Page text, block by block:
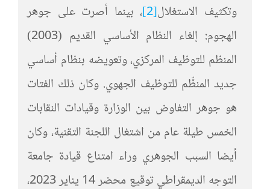
وتكثيف الاستغلال[2] ، بينما أصرت على جوهر
الهجوم: إلغاء النظام الأساسي القديم (2003)
المنظم للتوظيف المركزي، وتعويضه بنظام أساسي
جديد المنظِّم للتوظيف الجهوي. وكان ذلك الفتات
هو جوهر التفاوض بين الوزارة وقيادات النقابات
الخمس طيلة عام من اشتغال اللجنة التقنية، وكان
أيضا السبب الجوهري وراء امتناع قيادة جامعة
التوجه الديمقراطي توقيع محضر 14 يناير 2023،